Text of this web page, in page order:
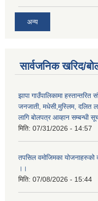
अन्य
सार्वजनिक खरिद/
झापा गाउँपालिकामा
जनजाती, मधेसी,मुस्लिम, दलित
लागि बोलपत्र आव्हान सम्बन्धी
मिति: 07/31/2026 - 14:57
तपसिल वमोजिमका योजनाहरुको
।।
मिति: 07/08/2026 - 15:44